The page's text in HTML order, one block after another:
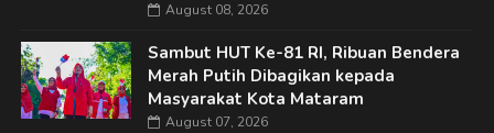
August 08, 2026
Sambut HUT Ke-81 RI, Ribuan Bendera
Merah Putih Dibagikan kepada
Masyarakat Kota Mataram
August 07, 2026